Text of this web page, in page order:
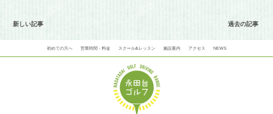
新しい記事 過去の記事
初めての方へ 営業時間・料金 スクール&レッスン 施設案内 アクセス NEWS